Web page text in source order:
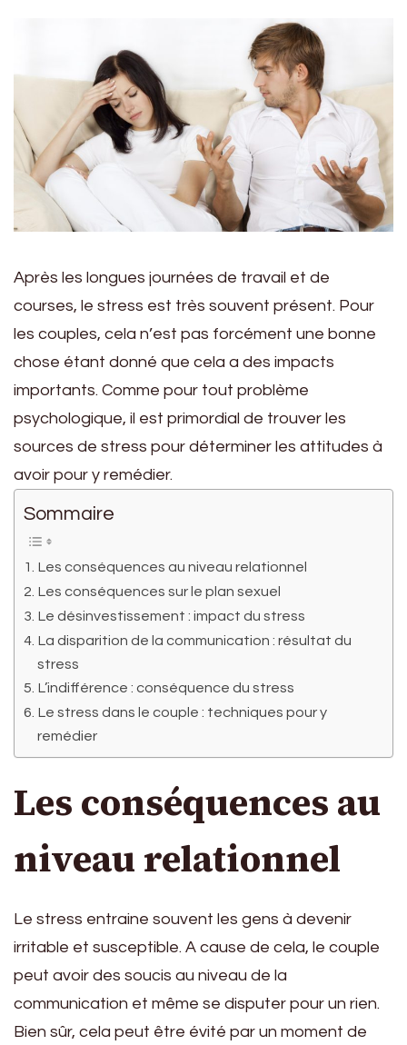
Après les longues journées de travail et de
courses, le stress est très souvent présent. Pour
les couples, cela n’est pas forcément une bonne
chose étant donné que cela a des impacts
importants. Comme pour tout problème
psychologique, il est primordial de trouver les
sources de stress pour déterminer les attitudes à
avoir pour y remédier.
Sommaire
Les conséquences au niveau relationnel
Les conséquences sur le plan sexuel
Le désinvestissement : impact du stress
La disparition de la communication : résultat du
stress
L’indifférence : conséquence du stress
Le stress dans le couple : techniques pour y
remédier
Les conséquences au
niveau relationnel
Le stress entraine souvent les gens à devenir
irritable et susceptible. A cause de cela, le couple
peut avoir des soucis au niveau de la
communication et même se disputer pour un rien.
Bien sûr, cela peut être évité par un moment de